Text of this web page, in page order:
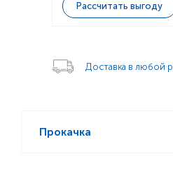
Рассчитать выгоду
Доставка в любой
Прокачка